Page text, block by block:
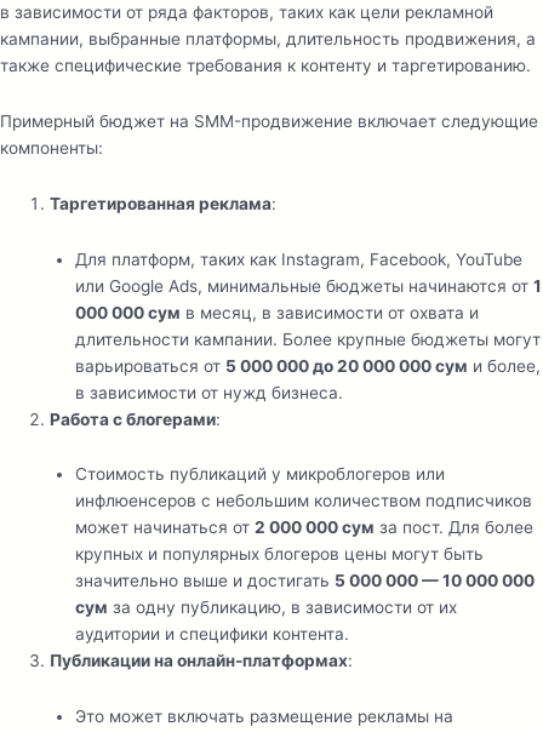
в зависимости от ряда факторов, таких как цели рекламной
кампании, выбранные платформы, длительность продвижения, а
также специфические требования к контенту и таргетированию.
Примерный бюджет на SMM-продвижение включает следующие
компоненты:
Таргетированная реклама:
Для платформ, таких как Instagram, Facebook, YouTube
или Google Ads, минимальные бюджеты начинаются от 1
000 000 сум в месяц, в зависимости от охвата и
длительности кампании. Более крупные бюджеты могут
варьироваться от 5 000 000 до 20 000 000 сум и более,
в зависимости от нужд бизнеса.
Работа с блогерами:
Стоимость публикаций у микроблогеров или
инфлюенсеров с небольшим количеством подписчиков
может начинаться от 2 000 000 сум за пост. Для более
крупных и популярных блогеров цены могут быть
значительно выше и достигать 5 000 000 — 10 000 000
сум за одну публикацию, в зависимости от их
аудитории и специфики контента.
Публикации на онлайн-платформах:
Это может включать размещение рекламы на